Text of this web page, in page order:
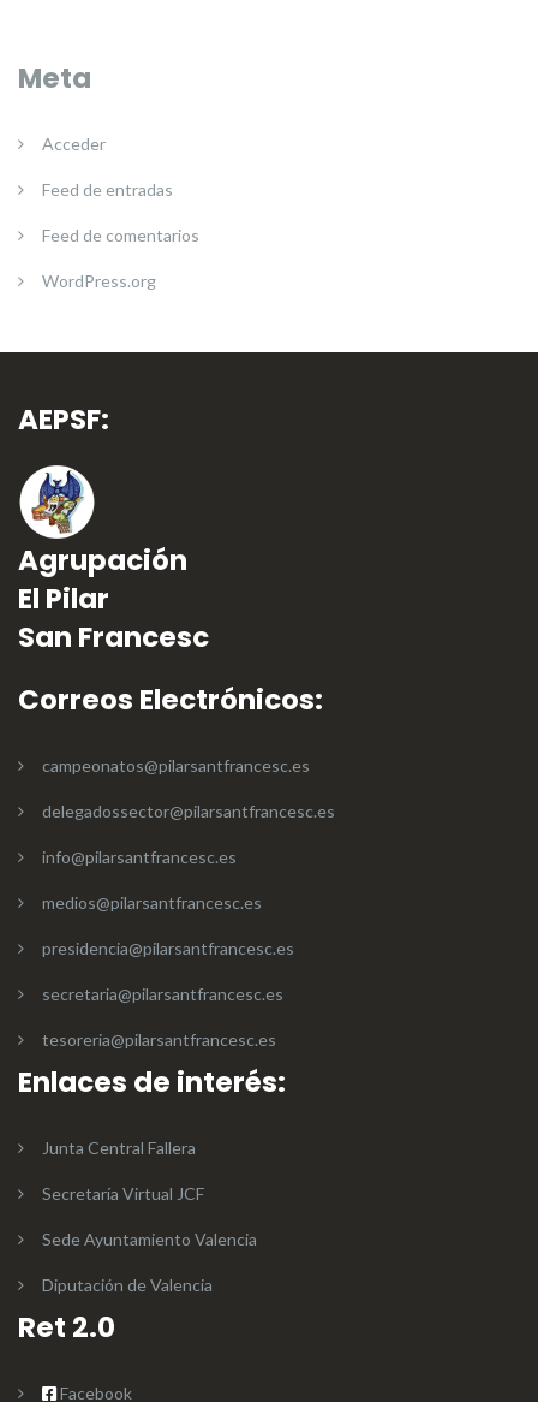
Meta
Acceder
Feed de entradas
Feed de comentarios
WordPress.org
AEPSF:
Agrupación
El Pilar
San Francesc
Correos Electrónicos:
campeonatos@pilarsantfrancesc.es
delegadossector@pilarsantfrancesc.es
info@pilarsantfrancesc.es
medios@pilarsantfrancesc.es
presidencia@pilarsantfrancesc.es
secretaria@pilarsantfrancesc.es
tesoreria@pilarsantfrancesc.es
Enlaces de interés:
Junta Central Fallera
Secretaría Virtual JCF
Sede Ayuntamiento Valencia
Diputación de Valencia
Ret 2.0
Facebook